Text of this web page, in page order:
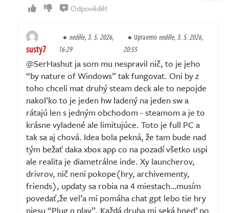
Odpovědět
susty7
neděle, 3. 5. 2026,
16:29
Upravenoneděle, 3. 5. 2026,
20:55
@SerHashut ja som mu nespravil nič, to je jeho
“by nature of Windows” tak fungovat. Oni by z
toho chceli mat druhý steam deck ale to nepojde
nakoľko to je jeden hw ladený na jeden sw a
rátajú len s jedným obchodom - steamom a je to
krásne vyladené ale limitujúce. Toto je full PC a
tak sa aj chová. Idea bola pekná, že tam bude nad
tým bežať daka xbox app co na pozadí všetko uspi
ale realita je diametrálne inde. Xy launcherov,
drivrov, nič neni pokope(hry, archivementy,
friends), updaty sa robia na 4 miestach…musím
povedať,že veľa mi pomáha chat gpt lebo tie hry
niesu “Plug n play”. Každá druha mi seká hneď po